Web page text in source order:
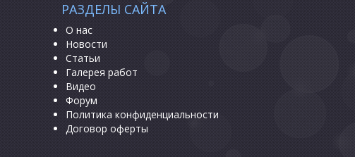
РАЗДЕЛЫ САЙТА
О нас
Новости
Статьи
Галерея работ
Видео
Форум
Политика конфиденциальности
Договор оферты